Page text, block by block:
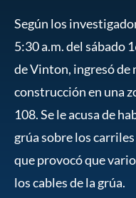
Según los
5:30 a.m. del sábado
de Vinton, ingresó de
construcción en una
108. Se le acusa de
grúa sobre los
que provocó que
los cables de la grúa.